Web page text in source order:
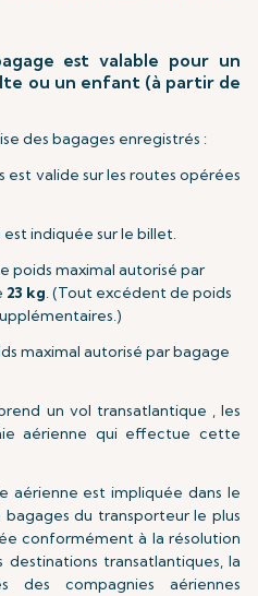
est valable pour un
ou un enfant (à partir de
des bagages enregistrés :
valide sur les routes opérées
indiquée sur le billet.
poids maximal autorisé par
23 kg. (Tout excédent de poids
maximal autorisé par bagage
un vol transatlantique , les
aérienne qui effectue cette
aérienne est impliquée dans le
du transporteur le plus
conformément à la résolution
destinations transatlantiques, la
des compagnies aériennes